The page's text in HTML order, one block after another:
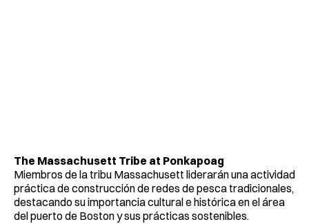
The Massachusett Tribe at Ponkapoag
Miembros de la tribu Massachusett liderarán una actividad
práctica de construcción de redes de pesca tradicionales,
destacando su importancia cultural e histórica en el área
del puerto de Boston y sus prácticas sostenibles.